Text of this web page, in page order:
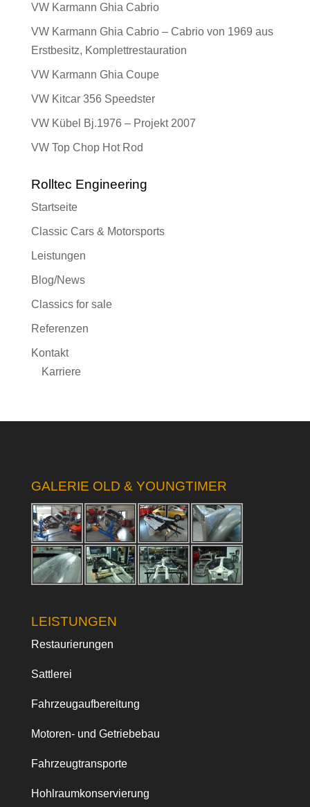
VW Karmann Ghia Cabrio
VW Karmann Ghia Cabrio – Cabrio von 1969 aus
Erstbesitz, Komplettrestauration
VW Karmann Ghia Coupe
VW Kitcar 356 Speedster
VW Kübel Bj.1976 – Projekt 2007
VW Top Chop Hot Rod
Rolltec Engineering
Startseite
Classic Cars & Motorsports
Leistungen
Blog/News
Classics for sale
Referenzen
Kontakt
Karriere
GALERIE OLD & YOUNGTIMER
LEISTUNGEN
Restaurierungen
Sattlerei
Fahrzeugaufbereitung
Motoren- und Getriebebau
Fahrzeugtransporte
Hohlraumkonservierung